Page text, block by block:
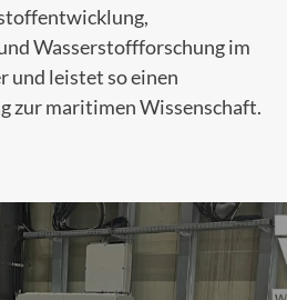
Wasserstoffforschung im
und leistet so einen
zur maritimen Wissenschaft.